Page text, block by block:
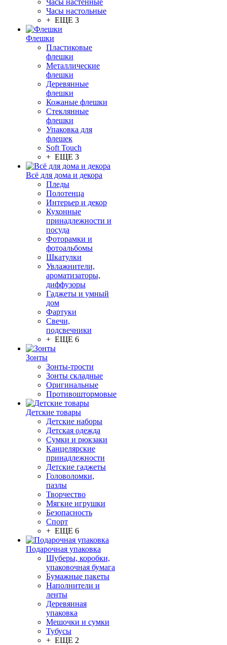
Часы настенные
Часы настольные
+ ЕЩЕ 3
Флешки
Пластиковые
флешки
Металлические
флешки
Деревянные
флешки
Кожаные флешки
Стеклянные
флешки
Упаковка для
флешек
Soft Touch
+ ЕЩЕ 3
Всё для дома и декора
Пледы
Полотенца
Интерьер и декор
Кухонные
принадлежности и
посуда
Фоторамки и
фотоальбомы
Шкатулки
Увлажнители,
ароматизаторы,
диффузоры
Гаджеты и умный
дом
Фартуки
Свечи,
подсвечники
+ ЕЩЕ 6
Зонты
Зонты-трости
Зонты складные
Оригинальные
Противоштормовые
Детские товары
Детские наборы
Детская одежда
Сумки и рюкзаки
Канцелярские
принадлежности
Детские гаджеты
Головоломки,
пазлы
Творчество
Мягкие игрушки
Безопасность
Спорт
+ ЕЩЕ 6
Подарочная упаковка
Шуберы, коробки,
упаковочная бумага
Бумажные пакеты
Наполнители и
ленты
Деревянная
упаковка
Мешочки и сумки
Тубусы
+ ЕЩЕ 2